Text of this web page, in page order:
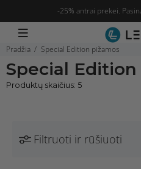
-25% antrai prekei.
Pradžia Special Edition pižamos
Special
Produktų skaičius: 5
Filtruoti ir rūšiuoti